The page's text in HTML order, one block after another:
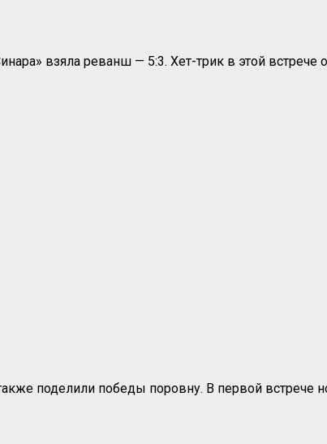
взяла реванш — 5:3. Хет-трик в этой встрече
поделили победы поровну. В первой встрече